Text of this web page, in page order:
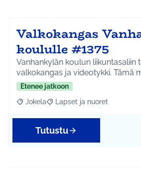
Valkokangas
koululle #1375
Vanhankylän koulun liikuntasaliin
valkokangas ja videotykki. Tämä
Etenee jatkoon
Rajaa tulokset aihepiirin mukaan:
Jokela Rajaa tulokset teeman
Lapset ja nuoret
Tutustu